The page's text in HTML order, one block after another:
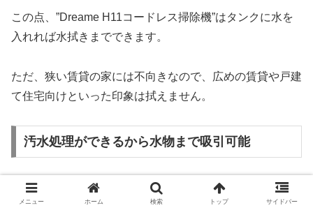
この点、”Dreame H11コードレス掃除機”はタンクに水を
入れれば水拭きまでできます。
ただ、狭い賃貸の家には不向きなので、広めの賃貸や戸建
て住宅向けといった印象は拭えません。
汚水処理ができるから水物まで吸引可能
”Dreame H11コードレス掃除機”は水拭きが可能と書きま
したが、反対に水っけのある物をごっそり吸引することも
メニュー ホーム 検索 トップ サイドバー